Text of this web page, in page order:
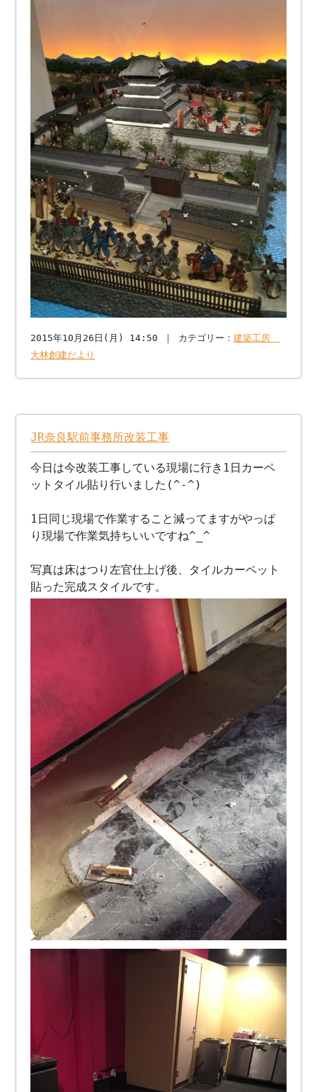
2015年10月26日(月) 14:50 ｜ カテゴリー：建築工房
大林創建だより
JR奈良駅前事務所改装工事
今日は今改装工事している現場に行き1日カーペ
ットタイル貼り行いました(^-^)
1日同じ現場で作業すること減ってますがやっぱ
り現場で作業気持ちいいですね^_^
写真は床はつり左官仕上げ後、タイルカーペット
貼った完成スタイルです。